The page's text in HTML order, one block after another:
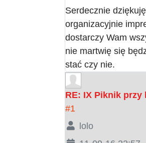
Serdecznie
organizacyjnie
dostarczy Wam
nie martwię się
stać czy nie.
RE: IX Piknik przy
#1
lolo